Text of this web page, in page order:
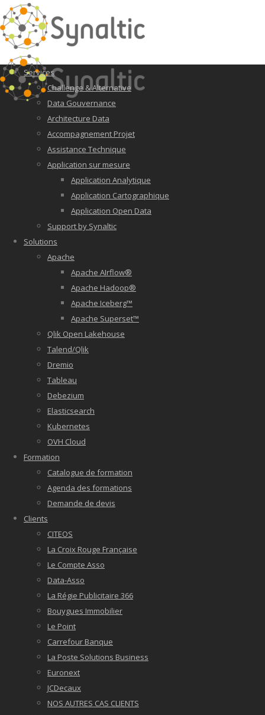
Services
Challenge & Alternative
Data Gouvernance
Architecture Data
Accompagnement Projet
Assistance Technique
Application sur mesure
Application Analytique
Application Cartographique
Application Open Data
Support by Synaltic
Solutions
Apache
Apache AIrflow®
Apache Hadoop®
Apache Iceberg™
Apache Superset™
Qlik Open Lakehouse
Talend/Qlik
Dremio
Tableau
Debezium
Elasticsearch
Kubernetes
OVH Cloud
Formation
Catalogue de formation
Agenda des formations
Demande de devis
Clients
CITEOS
La Croix Rouge Française
Le Compte Asso
Data-Asso
La Régie Publicitaire 366
Bouygues Immobilier
Le Point
Carrefour Banque
La Poste Solutions Business
Euronext
JCDecaux
NOS AUTRES CAS CLIENTS